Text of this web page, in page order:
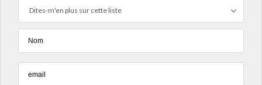
Dites-m'en plus sur cette liste